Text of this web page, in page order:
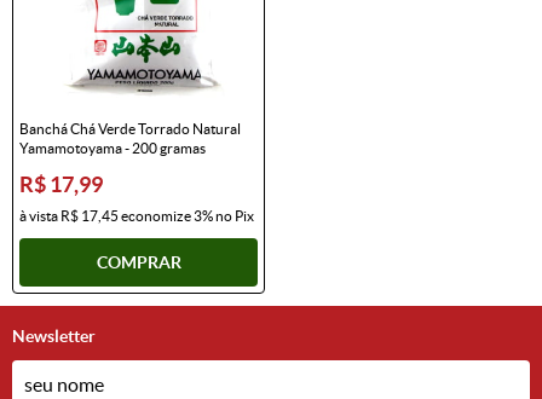
Banchá Chá Verde Torrado Natural
Yamamotoyama - 200 gramas
R$ 17,99
à vista R$ 17,45 economize3%no Pix
COMPRAR
Newsletter